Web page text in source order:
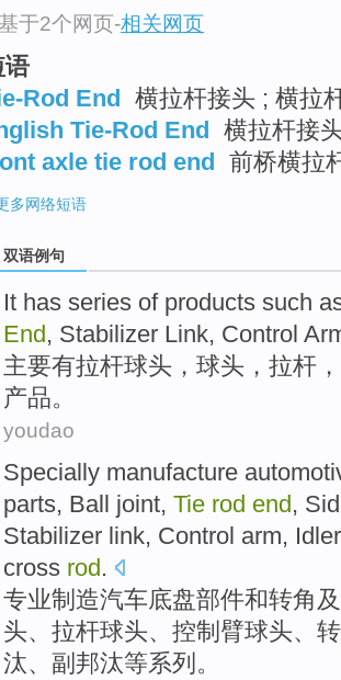
基于2个网页-相关网页
语
Rod End 横拉杆接头 ; 横拉
Tie-Rod End 横拉杆接
axle tie rod end 前桥横拉
多网络短语
双语例句
It has series of products such
End, Stabilizer Link, Control
主要有拉杆球头，球头，拉杆，
产品。
youdao
Specially manufacture
parts, Ball joint, Tie rod end ,
Stabilizer link, Control arm,
cross rod .
专业制造汽车底盘部件和转角
头、 拉杆球头、 控制 臂球头、
汰、副邦汰等系列。